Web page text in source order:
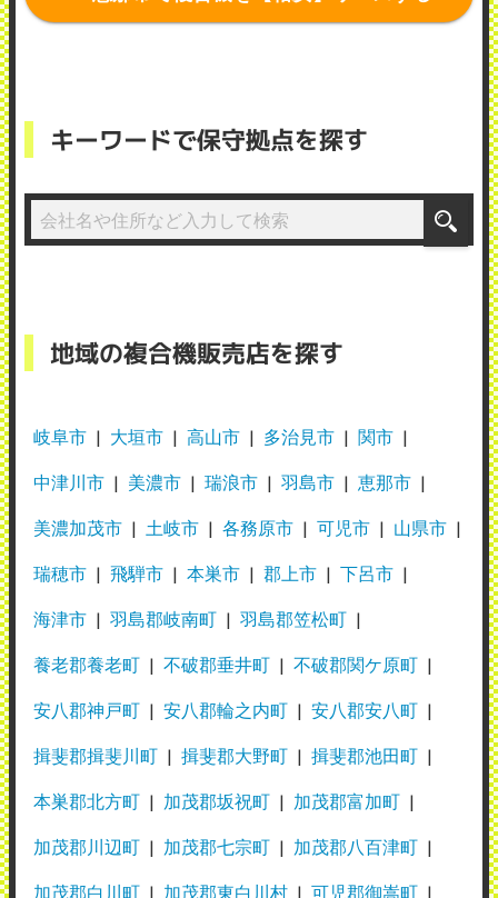
キーワードで保守拠点を探す
地域の複合機販売店を探す
岐阜市 大垣市 高山市 多治見市 関市
中津川市 美濃市 瑞浪市 羽島市 恵那市
美濃加茂市 土岐市 各務原市 可児市 山県市
瑞穂市 飛騨市 本巣市 郡上市 下呂市
海津市 羽島郡岐南町 羽島郡笠松町
養老郡養老町 不破郡垂井町 不破郡関ケ原町
安八郡神戸町 安八郡輪之内町 安八郡安八町
揖斐郡揖斐川町 揖斐郡大野町 揖斐郡池田町
本巣郡北方町 加茂郡坂祝町 加茂郡富加町
加茂郡川辺町 加茂郡七宗町 加茂郡八百津町
加茂郡白川町 加茂郡東白川村 可児郡御嵩町